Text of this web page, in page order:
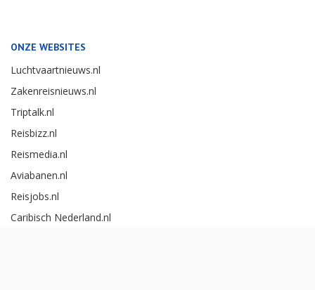
ONZE WEBSITES
Luchtvaartnieuws.nl
Zakenreisnieuws.nl
Triptalk.nl
Reisbizz.nl
Reismedia.nl
Aviabanen.nl
Reisjobs.nl
Caribisch Nederland.nl